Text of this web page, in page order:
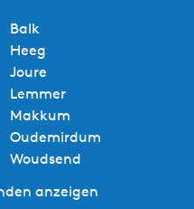
Balk
Heeg
Joure
Lemmer
Makkum
Oudemirdum
Woudsend
anzeigen